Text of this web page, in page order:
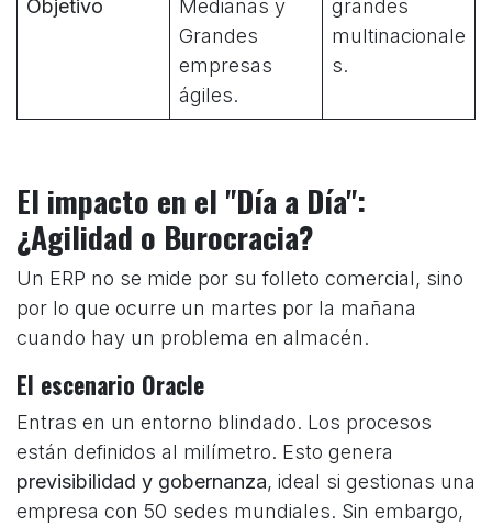
Objetivo
Medianas y
Grandes
empresas
ágiles.
grandes
multinacionale
s.
El impacto en el "Día a Día":
¿Agilidad o Burocracia?
Un ERP no se mide por su folleto comercial, sino
por lo que ocurre un martes por la mañana
cuando hay un problema en almacén.
El escenario Oracle
Entras en un entorno blindado. Los procesos
están definidos al milímetro. Esto genera
previsibilidad y gobernanza, ideal si gestionas una
empresa con 50 sedes mundiales. Sin embargo,